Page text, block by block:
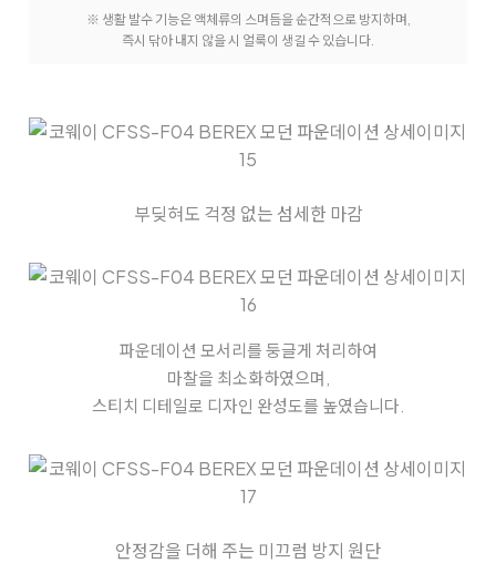
※ 생활 발수 기능은 액체류의 스며듬을 순간적으로 방지하며,
즉시 닦아 내지 않을 시 얼룩이 생길 수 있습니다.
부딪혀도 걱정 없는 섬세한 마감
파운데이션 모서리를 둥글게 처리하여
마찰을 최소화하였으며,
스티치 디테일로 디자인 완성도를 높였습니다.
안정감을 더해 주는 미끄럼 방지 원단